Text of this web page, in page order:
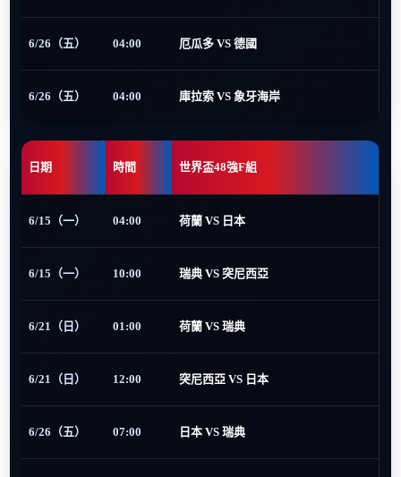
6/26（五） 04:00 厄瓜多 VS 德國
6/26（五） 04:00 庫拉索 VS 象牙海岸
日期 時間 世界盃48強F組
6/15（一） 04:00 荷蘭 VS 日本
6/15（一） 10:00 瑞典 VS 突尼西亞
6/21（日） 01:00 荷蘭 VS 瑞典
6/21（日） 12:00 突尼西亞 VS 日本
6/26（五） 07:00 日本 VS 瑞典